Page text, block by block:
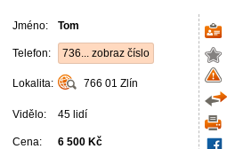
Jméno: Tom
Telefon: 736... zobraz číslo
Lokalita: 766 01 Zlín
Vidělo: 45 lidí
Cena: 6 500 Kč